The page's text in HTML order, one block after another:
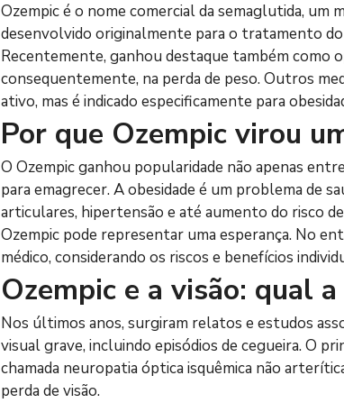
Ozempic é o nome comercial da semaglutida,
desenvolvido originalmente para o tratamento
Recentemente, ganhou destaque também como
consequentemente, na perda de peso. Outros
ativo, mas é indicado especificamente para
Por que Ozempic virou
O Ozempic ganhou popularidade não apenas
para emagrecer. A obesidade é um problema de
articulares, hipertensão e até aumento do risco
Ozempic pode representar uma esperança. No
médico, considerando os riscos e benefícios
Ozempic e a visão: qual
Nos últimos anos, surgiram relatos e estudos
visual grave, incluindo episódios de cegueira. O
chamada neuropatia óptica isquêmica não
perda de visão.